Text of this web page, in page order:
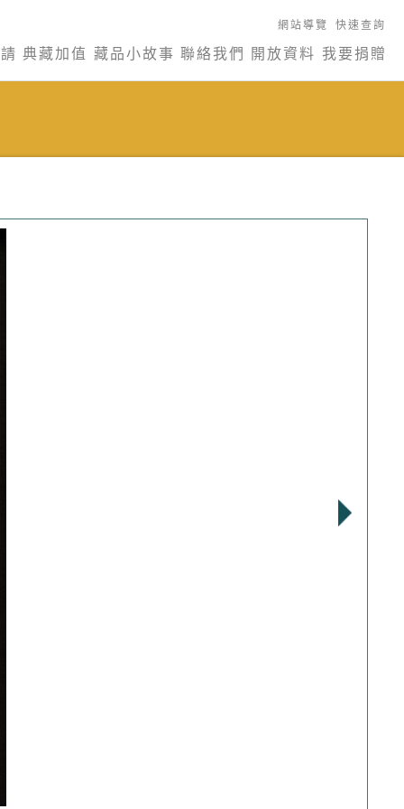
網站導覽 快速查詢
典藏加值 藏品小故事 聯絡我們 開放資料 我要捐贈